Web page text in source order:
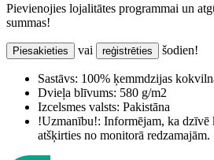
Pievienojies lojalitātes programmai un
summas!
Piesakieties vai reģistrēties šodien!
Sastāvs: 100% ķemmdzijas
Dvieļa blīvums: 580 g/m2
Izcelsmes valsts: Pakistāna
!Uzmanību!: Informējam, ka dzīvē
atšķirties no monitorā redzamajām.